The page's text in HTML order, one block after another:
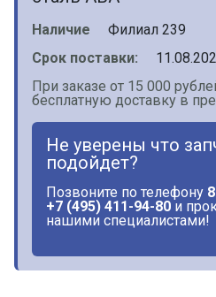
Наличие
Филиал 239
Срок поставки:
При заказе от 15 000
бесплатную доставку в
Не уверены что
подойдет?
Позвоните по телефону
+7 (495) 411-94-80 и
нашими специалистами!